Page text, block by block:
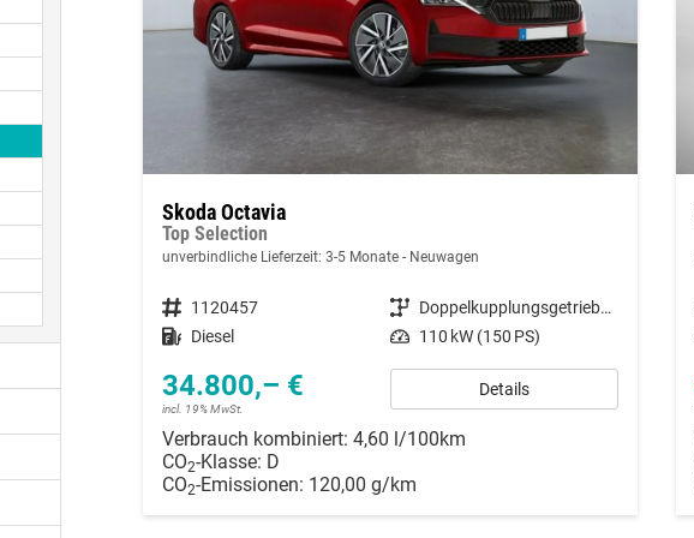
Skoda Octavia
Top Selection
unverbindliche Lieferzeit: 3-5 Monate Neuwagen
Fahrzeugnummer 1120457 Getriebe
Doppelkupplungsgetriebe (DSG)
Kraftstoff Diesel Leistung 110 kW (150 PS)
34.800,– €
incl. 19% MwSt.
Details
Verbrauch kombiniert: 4,60 l/100km
CO2-Klasse: D
CO2-Emissionen: 120,00 g/km